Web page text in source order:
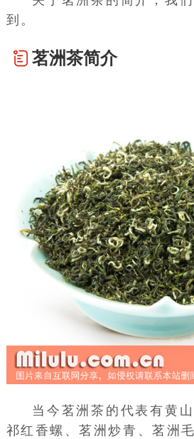
到。
茗洲茶简介
当今茗洲茶的代表有黄
祁红香螺 、茗洲炒青 、茗洲